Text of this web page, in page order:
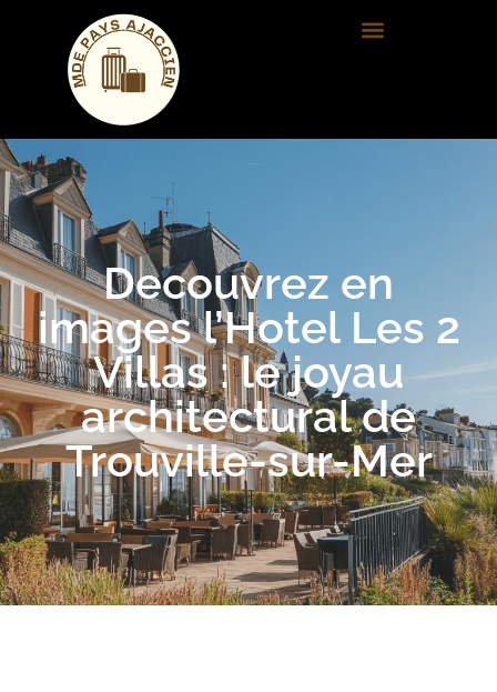
Decouvrez en
images l’Hotel Les 2
Villas : le joyau
architectural de
Trouville-sur-Mer